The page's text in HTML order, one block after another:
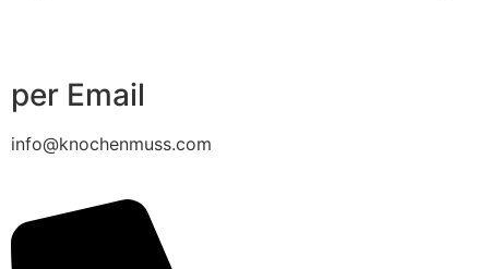
per Email
info@knochenmuss.com